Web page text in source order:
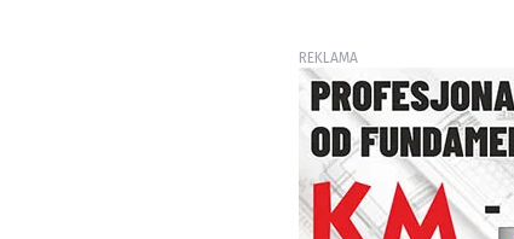
REKLAMA